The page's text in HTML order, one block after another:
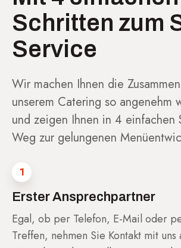
Schritten zum
Service
Wir machen Ihnen die
unserem Catering so angenehm
und zeigen Ihnen in 4 einfachen
Weg zur gelungenen
1
Erster Ansprechpartner
Egal, ob per Telefon, E-Mail oder
Treffen, nehmen Sie Kontakt mit uns